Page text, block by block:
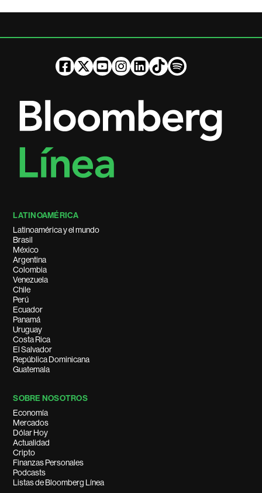
LATINOAMÉRICA
Latinoamérica y el mundo
Brasil
México
Argentina
Colombia
Venezuela
Chile
Perú
Ecuador
Panamá
Uruguay
Costa Rica
El Salvador
República Dominicana
Guatemala
SOBRE NOSOTROS
Economía
Mercados
Dólar Hoy
Actualidad
Cripto
Finanzas Personales
Podcasts
Listas de Bloomberg Línea